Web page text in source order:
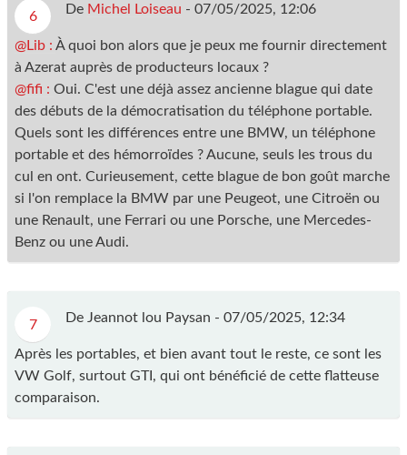
6 De Michel Loiseau - 07/05/2025, 12:06
@Lib : À quoi bon alors que je peux me fournir directement
à Azerat auprès de producteurs locaux ?
@fifi : Oui. C'est une déjà assez ancienne blague qui date
des débuts de la démocratisation du téléphone portable.
Quels sont les différences entre une BMW, un téléphone
portable et des hémorroïdes ? Aucune, seuls les trous du
cul en ont. Curieusement, cette blague de bon goût marche
si l'on remplace la BMW par une Peugeot, une Citroën ou
une Renault, une Ferrari ou une Porsche, une Mercedes-
Benz ou une Audi.
7 De Jeannot lou Paysan - 07/05/2025, 12:34
Après les portables, et bien avant tout le reste, ce sont les
VW Golf, surtout GTI, qui ont bénéficié de cette flatteuse
comparaison.